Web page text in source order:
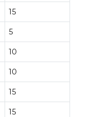
15
5
10
10
15
15